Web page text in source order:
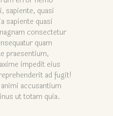
sapiente, quasi
sapiente quasi
consectetur
quam
praesentium,
impedit eius
ad fugit!
accusantium
ut totam quia.